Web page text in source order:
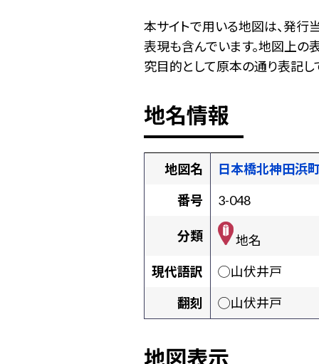
本サイトで用いる地図は、発行
表現も含んでいます。地図上の
究目的として原本の通り表記し
地名情報
地図名
日本橋北神田浜
番号
3-048
分類
地名
現代語訳
◯山伏井戸
翻刻
◯山伏井戸
地図表示